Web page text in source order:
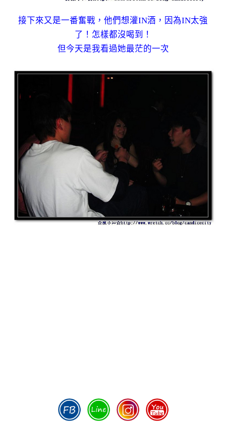
接下來又是一番奮戰，他們想灌IN酒，因為IN太強
了！怎樣都沒喝到！
但今天是我看過她最茫的一次